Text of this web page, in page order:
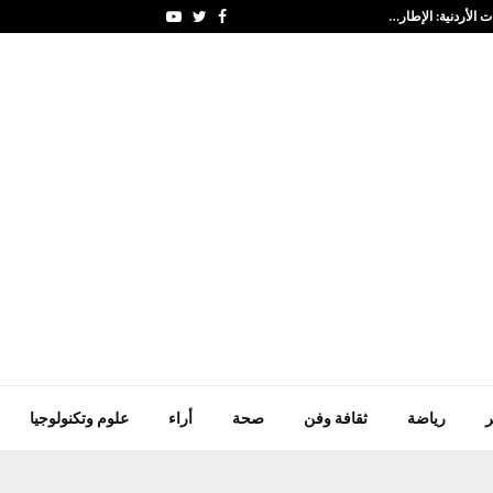
الأردنية: الإطار… Facebook
Twitter
Youtube
رياضة ثقافة وفن صحة أراء علوم وتكنولوجيا